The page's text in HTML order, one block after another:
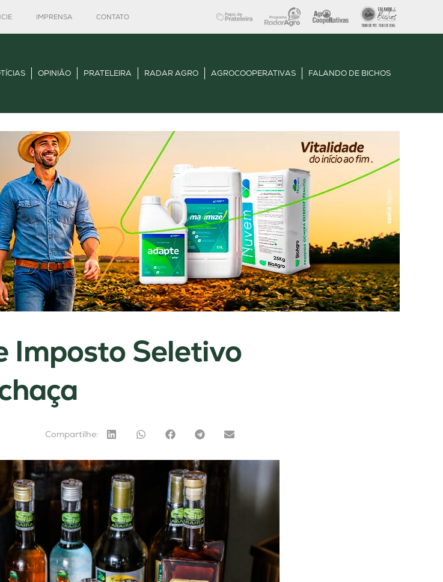
IMPRENSA CONTATO
OPINIÃO PRATELEIRA RADAR AGRO AGROCOOPERATIVAS FALANDO DE BICHOS
Imposto Seletivo
Compartilhe: